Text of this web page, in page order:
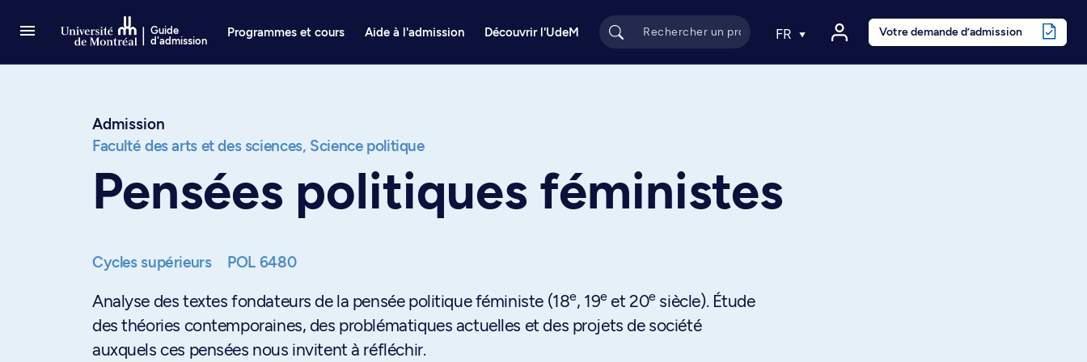
Guide
d'admission
Programmes et cours Aide à l'admission Découvrir l'UdeM FR Votre demande d’admission
Admission
Faculté des arts et des sciences, Science politique
Pensées politiques féministes
Cycles supérieurs POL 6480
Analyse des textes fondateurs de la pensée politique féministe (18e, 19eet 20esiècle). Étude
des théories contemporaines, des problématiques actuelles et des projets de société
auxquels ces pensées nous invitent à réfléchir.